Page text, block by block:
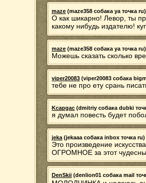
maze (maze358 собака ya точка
О как шикарно! Левор, ты
какому нибудь издателю!
maze (maze358 собака ya точка
Можешь сказать сколько
viper20083 (viper20083 собака
тебе не про ету срань
Kcapgac (dmitriy собака dubki
я думал повесть будет
jeka (jekaaa собака inbox точка
Это произведение
ОГРОМНОЕ за этот
DenSkii (denlion01 собака mail